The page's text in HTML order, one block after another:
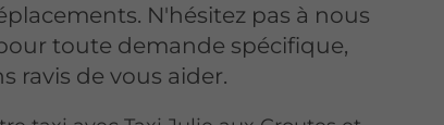
N'hésitez pas à nous
toute demande spécifique,
ravis de vous aider.